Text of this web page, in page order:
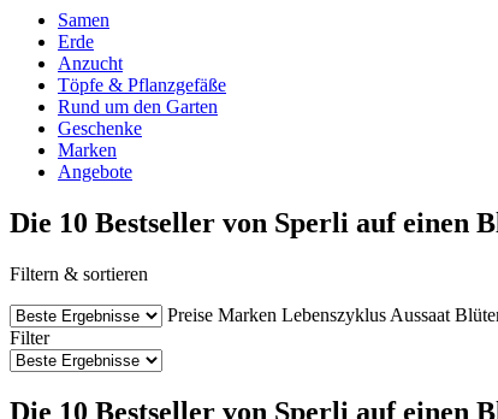
Samen
Erde
Anzucht
Töpfe & Pflanzgefäße
Rund um den Garten
Geschenke
Marken
Angebote
Die 10 Bestseller von Sperli auf einen
Filtern & sortieren
Preise Marken Lebenszyklus Aussaat
Filter
Die 10 Bestseller von Sperli auf einen